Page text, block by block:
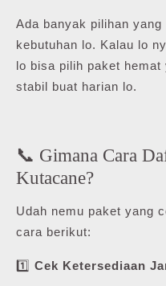
Ada banyak pilihan
kebutuhan lo. Kalau lo
lo bisa pilih paket
stabil buat harian lo.
📞 Gimana Cara
Kutacane?
Udah nemu paket yang
cara berikut:
1️⃣ Cek Ketersediaan